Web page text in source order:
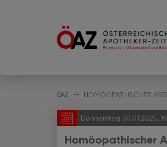
HOMÖOPATHISCHER
Donnerstag 30.01.2025,
Homöopathischer